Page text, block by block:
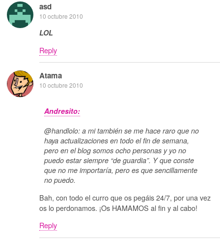
asd
10 octubre 2010
LOL
Reply
Atama
10 octubre 2010
Andresito:
@handlolo: a mi también se me hace raro que no
haya actualizaciones en todo el fin de semana,
pero en el blog somos ocho personas y yo no
puedo estar siempre “de guardia”. Y que conste
que no me importaría, pero es que sencillamente
no puedo.
Bah, con todo el curro que os pegáis 24/7, por una vez
os lo perdonamos. ¡Os HAMAMOS al fin y al cabo!
Reply